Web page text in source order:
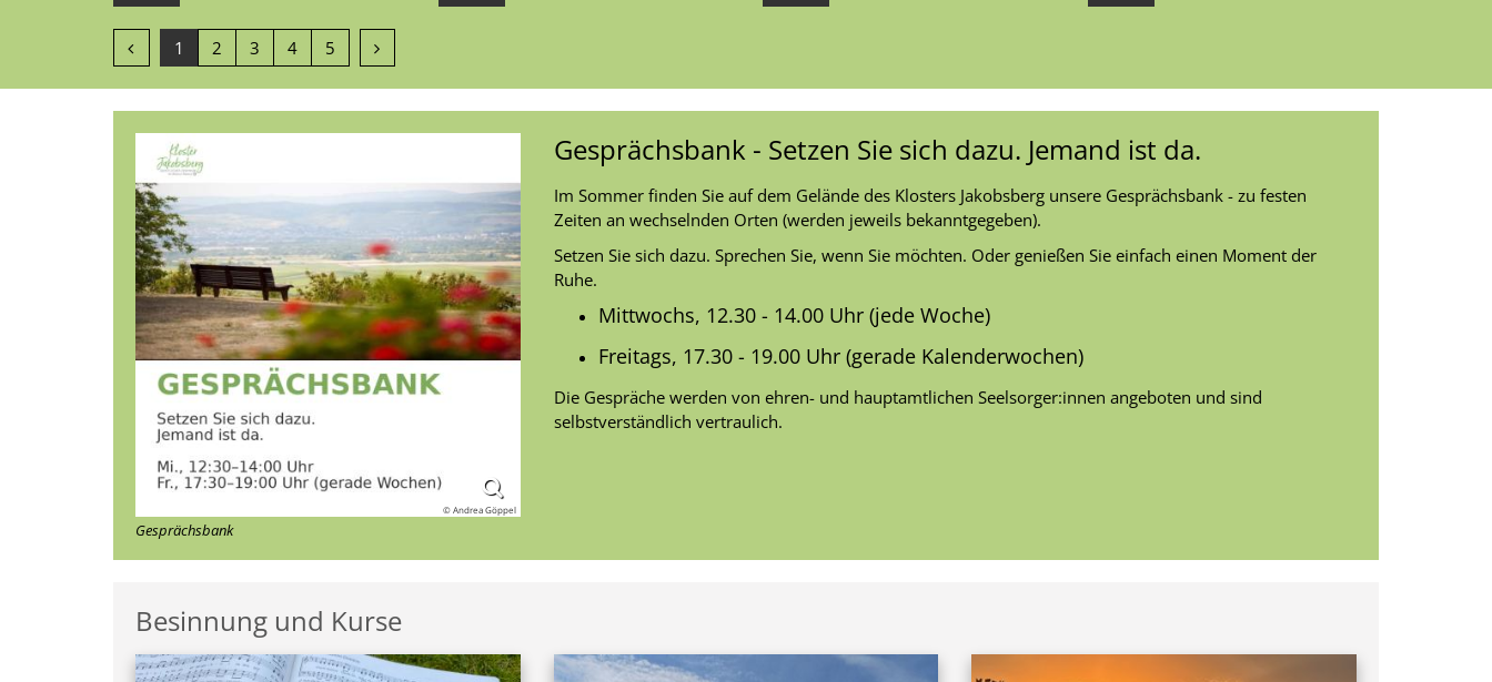
Vorherige Seite
1 2 3 4 5 Nächste Seite
© Andrea Göppel
Gesprächsbank
Gesprächsbank - Setzen Sie sich dazu. Jemand ist da.
Im Sommer finden Sie auf dem Gelände des Klosters Jakobsberg unsere Gesprächsbank - zu festen
Zeiten an wechselnden Orten (werden jeweils bekanntgegeben).
Setzen Sie sich dazu. Sprechen Sie, wenn Sie möchten. Oder genießen Sie einfach einen Moment der
Ruhe.
Mittwochs, 12.30 - 14.00 Uhr (jede Woche)
Freitags, 17.30 - 19.00 Uhr (gerade Kalenderwochen)
Die Gespräche werden von ehren- und hauptamtlichen Seelsorger:innen angeboten und sind
selbstverständlich vertraulich.
Besinnung und Kurse